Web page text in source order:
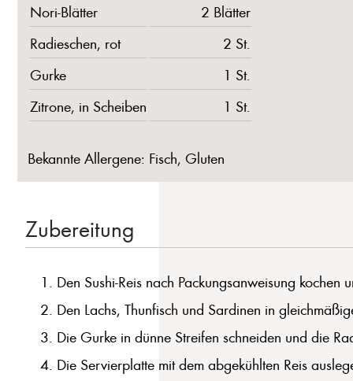
Nori-Blätter
2 Blätter
Radieschen, rot
2 St.
Gurke
1 St.
Zitrone, in Scheiben
1 St.
Bekannte Allergene: Fisch, Gluten
Zubereitung
Den Sushi-Reis nach Packungsanweisung kochen
Den Lachs, Thunfisch und Sardinen in
Die Gurke in dünne Streifen schneiden und die
Die Servierplatte mit dem abgekühlten Reis